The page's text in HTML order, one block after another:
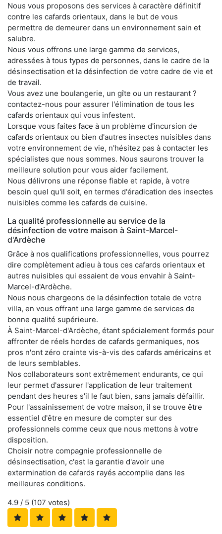
Nous vous proposons des services à caractère définitif
contre les cafards orientaux, dans le but de vous
permettre de demeurer dans un environnement sain et
salubre.
Nous vous offrons une large gamme de services,
adressées à tous types de personnes, dans le cadre de la
désinsectisation et la désinfection de votre cadre de vie et
de travail.
Vous avez une boulangerie, un gîte ou un restaurant ?
contactez-nous pour assurer l'élimination de tous les
cafards orientaux qui vous infestent.
Lorsque vous faites face à un problème d'incursion de
cafards orientaux ou bien d'autres insectes nuisibles dans
votre environnement de vie, n'hésitez pas à contacter les
spécialistes que nous sommes. Nous saurons trouver la
meilleure solution pour vous aider facilement.
Nous délivrons une réponse fiable et rapide, à votre
besoin quel qu'il soit, en termes d'éradication des insectes
nuisibles comme les cafards de cuisine.
La qualité professionnelle au service de la
désinfection de votre maison à Saint-Marcel-
d'Ardèche
Grâce à nos qualifications professionnelles, vous pourrez
dire complètement adieu à tous ces cafards orientaux et
autres nuisibles qui essaient de vous envahir à Saint-
Marcel-d'Ardèche.
Nous nous chargeons de la désinfection totale de votre
villa, en vous offrant une large gamme de services de
bonne qualité supérieure.
À Saint-Marcel-d'Ardèche, étant spécialement formés pour
affronter de réels hordes de cafards germaniques, nos
pros n'ont zéro crainte vis-à-vis des cafards américains et
de leurs semblables.
Nos collaborateurs sont extrêmement endurants, ce qui
leur permet d'assurer l'application de leur traitement
pendant des heures s'il le faut bien, sans jamais défaillir.
Pour l'assainissement de votre maison, il se trouve être
essentiel d'être en mesure de compter sur des
professionnels comme ceux que nous mettons à votre
disposition.
Choisir notre compagnie professionnelle de
désinsectisation, c'est la garantie d'avoir une
extermination de cafards rayés accomplie dans les
meilleures conditions.
4.9 / 5 (107 votes)